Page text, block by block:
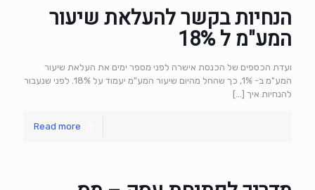
הנחיות בקשר להעלאת שיעור
המע"מ ל 18%
ועדת הכספים של הכנסת אישרה לפני מספר ימים את העלאת שיעור
המע"מ ב- 1%, כך שהחל מהיום שיעור המע"מ יעמוד על 18%. לפני שנעבור
להנחיות איך […]
Read more